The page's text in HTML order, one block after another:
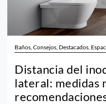
Baños, Consejos, Destacados,
Distancia del
lateral: medidas